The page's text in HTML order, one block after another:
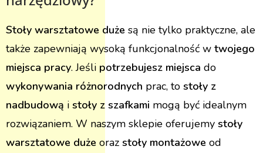
Stoły warsztatowe duże są nie tylko praktyczne, ale
także zapewniają wysoką funkcjonalność w twojego
miejsca pracy. Jeśli potrzebujesz miejsca do
wykonywania różnorodnych prac, to stoły z
nadbudową i stoły z szafkami mogą być idealnym
rozwiązaniem. W naszym sklepie oferujemy stoły
warsztatowe duże oraz stoły montażowe od